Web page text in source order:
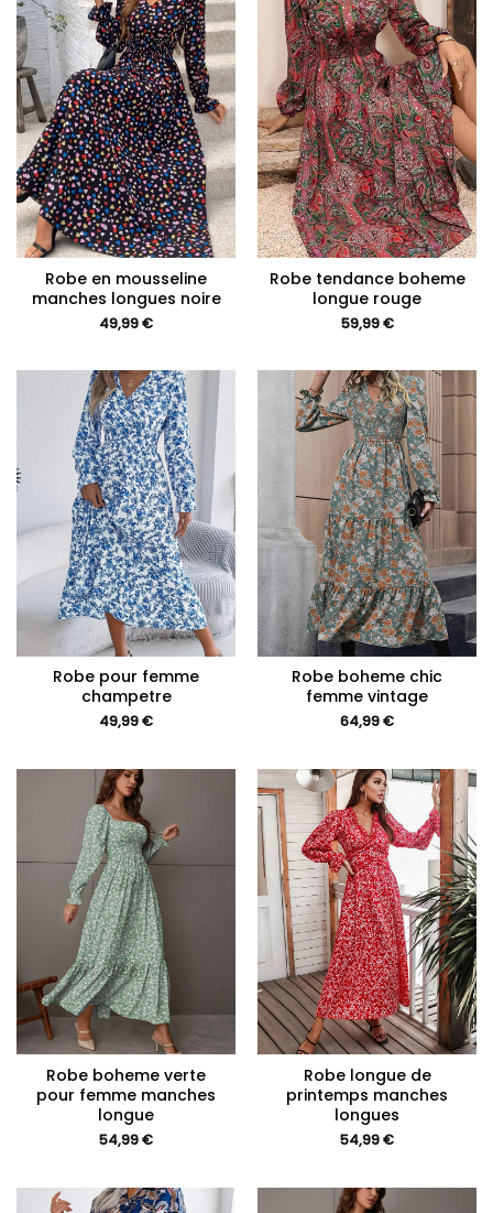
Robe en mousseline
manches longues noire
49,99€
Robe tendance boheme
longue rouge
59,99€
Robe pour femme
champetre
49,99€
Robe boheme chic
femme vintage
64,99€
Robe boheme verte
pour femme manches
longue
54,99€
Robe longue de
printemps manches
longues
54,99€